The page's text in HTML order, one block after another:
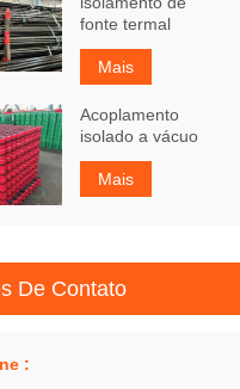
fonte termal
Mais
Acoplamento
isolado a vácuo
Mais
De Contato
: